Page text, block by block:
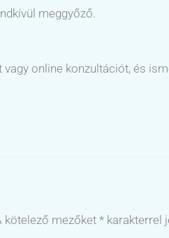
meggyőző.
online konzultációt, és
kötelező mezőket * karakterrel